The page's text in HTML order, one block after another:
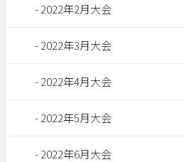
2022年2月大会
2022年3月大会
2022年4月大会
2022年5月大会
2022年6月大会